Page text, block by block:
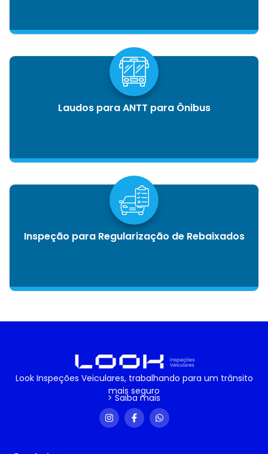
Laudos para ANTT para Ônibus
Inspeção para Regularização de Rebaixados
Look Inspeções Veiculares, trabalhando para um trânsito
mais seguro
> Saiba mais